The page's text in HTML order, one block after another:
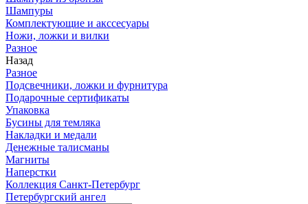
Шампуры
Комплектующие и акссесуары
Ножи, ложки и вилки
Разное
Назад
Разное
Подсвечники, ложки и фурнитура
Подарочные сертификаты
Упаковка
Бусины для темляка
Накладки и медали
Денежные талисманы
Магниты
Наперстки
Коллекция Санкт-Петербург
Петербургский ангел